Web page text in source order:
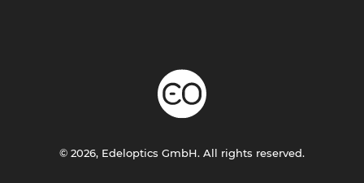
© 2026, Edeloptics GmbH. All rights reserved.